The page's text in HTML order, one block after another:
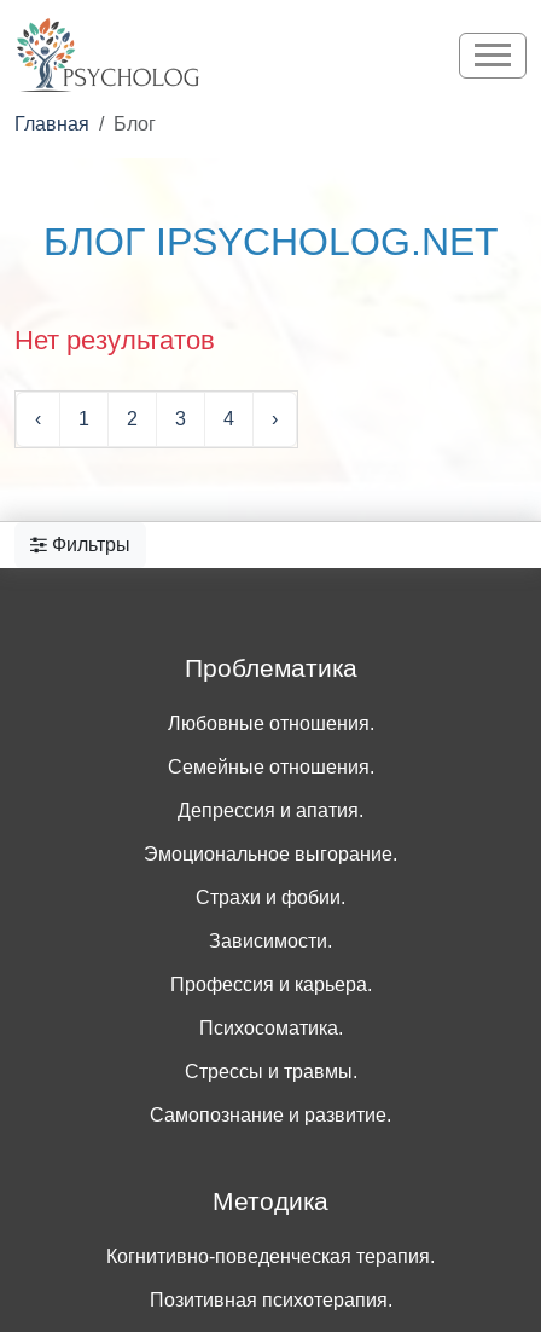
Главная Блог
БЛОГ IPSYCHOLOG.NET
Нет результатов
‹ 1 2 3 4 ›
Фильтры
Проблематика
Любовные отношения.
Семейные отношения.
Депрессия и апатия.
Эмоциональное выгорание.
Страхи и фобии.
Зависимости.
Профессия и карьера.
Психосоматика.
Стрессы и травмы.
Самопознание и развитие.
Методика
Когнитивно-поведенческая терапия.
Позитивная психотерапия.